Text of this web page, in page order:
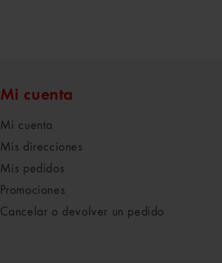
Mi cuenta
Mi cuenta
Mis direcciones
Mis pedidos
Promociones
Cancelar o devolver un pedido